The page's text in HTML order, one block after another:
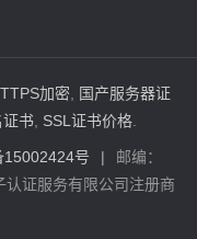
加密
国产服务器证
证书 SSL证书价格
15002424号 |
邮编：
证服务有限公司注册商